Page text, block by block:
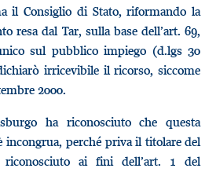
il Consiglio di Stato, riformando la
resa dal Tar, sulla base dell’art. 69,
sul pubblico impiego (d.lgs 30
irricevibile il ricorso, siccome
2000.
ha riconosciuto che questa
incongrua, perché priva il titolare del
ai fini dell’art. 1 del